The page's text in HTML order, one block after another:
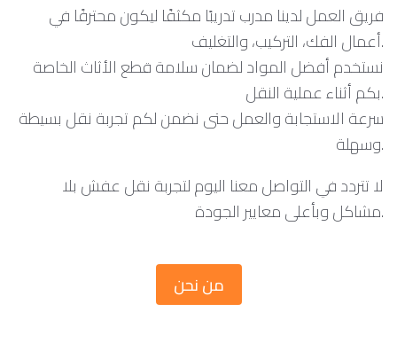
أعمال الفك، التركيب، والتغليف.
نستخدم أفضل المواد لضمان سلامة قطع الأثاث الخاصة
بكم أثناء عملية النقل.
سرعة الاستجابة والعمل حتى نضمن لكم تجربة نقل بسيطة
وسهلة.
لا تتردد في التواصل معنا اليوم لتجربة نقل عفش بلا
مشاكل وبأعلى معايير الجودة.
من نحن